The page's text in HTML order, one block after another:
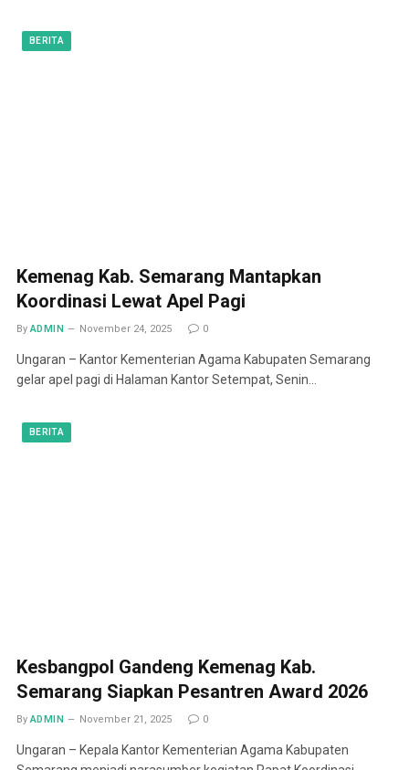
BERITA
Kemenag Kab. Semarang Mantapkan
Koordinasi Lewat Apel Pagi
By ADMIN November 24, 2025 0
Ungaran – Kantor Kementerian Agama Kabupaten Semarang
gelar apel pagi di Halaman Kantor Setempat, Senin…
BERITA
Kesbangpol Gandeng Kemenag Kab.
Semarang Siapkan Pesantren Award 2026
By ADMIN November 21, 2025 0
Ungaran – Kepala Kantor Kementerian Agama Kabupaten